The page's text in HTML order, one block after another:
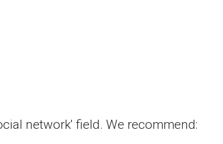
network' field. We recommend: